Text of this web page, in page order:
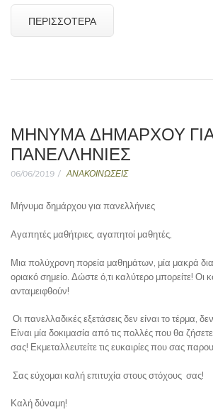
ΠΕΡΙΣΣΌΤΕΡΑ
ΜΉΝΥΜΑ ΔΗΜΆΡΧΟΥ
ΠΑΝΕΛΛΉΝΙΕΣ
06/06/2019 ΑΝΑΚΟΙΝΩΣΕΙΣ
Μήνυμα δημάρχου για πανελλήνιες
Αγαπητές μαθήτριες, αγαπητοί μαθητές,
Μια πολύχρονη πορεία μαθημάτων, μία μακρά
οριακό σημείο. Δώστε ό,τι καλύτερο μπορείτε! Οι
ανταμειφθούν!
Οι πανελλαδικές εξετάσεις δεν είναι το τέρμα,
Είναι μία δοκιμασία από τις πολλές που θα
σας! Εκμεταλλευτείτε τις ευκαιρίες που σας
Σας εύχομαι καλή επιτυχία στους στόχους σας!
Καλή δύναμη!